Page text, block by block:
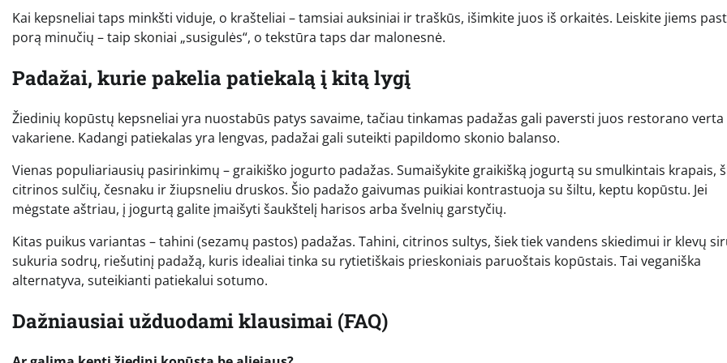
Kai kepsneliai taps minkšti viduje, o krašteliai – tamsiai auksiniai ir traškūs, išimkite juos iš orkaitės. Leiskite jiems
porą minučių – taip skoniai „susigulės“, o tekstūra taps dar malonesnė.
Padažai, kurie pakelia patiekalą į kitą lygį
Žiedinių kopūstų kepsneliai yra nuostabūs patys savaime, tačiau tinkamas padažas gali paversti juos restorano verta
vakariene. Kadangi patiekalas yra lengvas, padažai gali suteikti papildomo skonio balanso.
Vienas populiariausių pasirinkimų – graikiško jogurto padažas. Sumaišykite graikišką jogurtą su smulkintais krapais,
citrinos sulčių, česnaku ir žiupsneliu druskos. Šio padažo gaivumas puikiai kontrastuoja su šiltu, keptu kopūstu. Jei
mėgstate aštriau, į jogurtą galite įmaišyti šaukštelį harisos arba švelnių garstyčių.
Kitas puikus variantas – tahini (sezamų pastos) padažas. Tahini, citrinos sultys, šiek tiek vandens skiedimui ir klevų
sukuria sodrų, riešutinį padažą, kuris idealiai tinka su rytietiškais prieskoniais paruoštais kopūstais. Tai veganiška
alternatyva, suteikianti patiekalui sotumo.
Dažniausiai užduodami klausimai (FAQ)